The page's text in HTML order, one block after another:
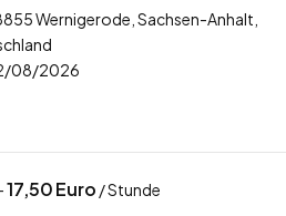
Wernigerode, Sachsen-Anhalt,
08/2026
17,50Euro / Stunde